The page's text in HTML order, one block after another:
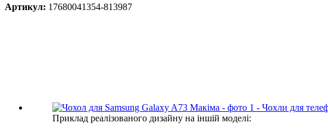
Артикул: 17680041354-813987
Приклад реалізованого дизайну на іншій моделі: